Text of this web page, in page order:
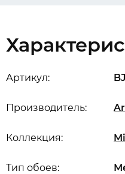
Артикул:
Производитель:
Коллекция:
Тип обоев: